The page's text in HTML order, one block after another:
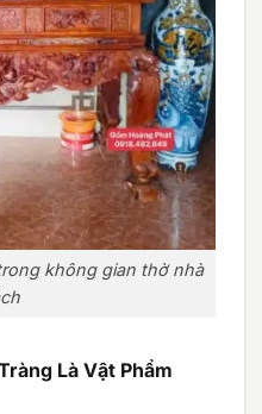
không gian thờ nhà
Là Vật Phẩm